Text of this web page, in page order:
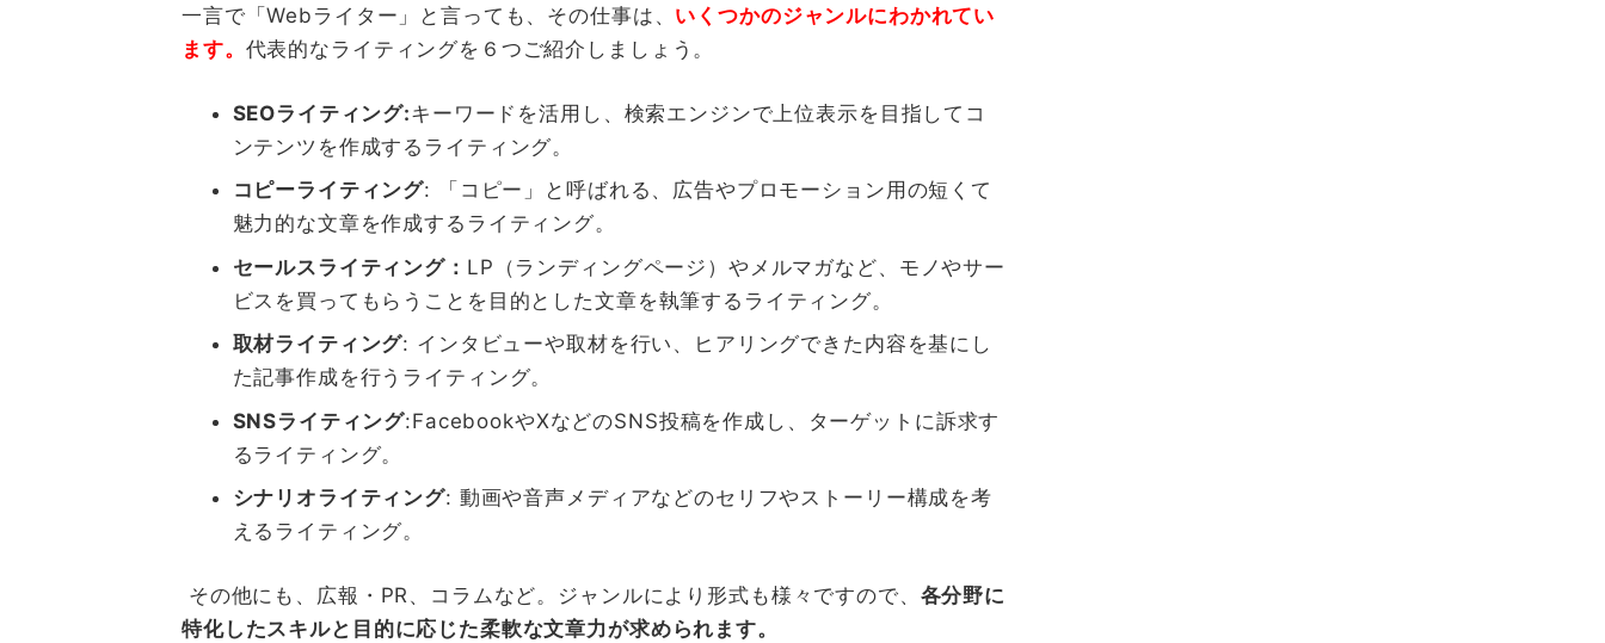
一言で「Webライター」と言っても、その仕事は、 いくつかのジャンルにわかれてい
ます。 代表的なライティングを６つご紹介しましょう。
SEOライティング:キーワードを活用し、検索エンジンで上位表示を目指してコ
ンテンツを作成するライティング。
コピーライティング:
「コピー」と呼ばれる、広告やプロモーション用の短くて
魅力的な文章を作成するライティング。
セールスライティング： LP （ランディングページ）やメルマガなど、モノやサー
ビスを買ってもらうことを目的とした文章を執筆するライティング。
取材ライティング: インタビューや取材を行い、ヒアリングできた内容を基にし
た記事作成を行うライティング。
SNSライティング:FacebookやXなどのSNS投稿を作成し、ターゲットに訴求す
るライティング。
シナリオライティング: 動画や音声メディアなどのセリフやストーリー構成を考
えるライティング。
その他にも、広報・ PR 、コラムなど。ジャンルにより形式も様々ですので、 各分野に
特化したスキルと目的に応じた柔軟な文章力が求められます。